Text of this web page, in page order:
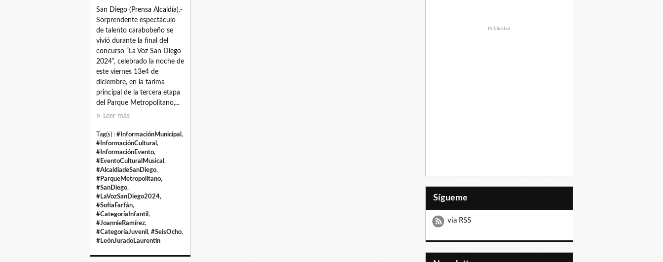
San Diego (Prensa Alcaldía).-
Sorprendente espectáculo
de talento carabobeño se
vivió durante la final del
concurso “La Voz San Diego
2024”, celebrado la noche de
este viernes 13e4 de
diciembre, en la tarima
principal de la tercera etapa
del Parque Metropolitano,...
Leer más
Tag(s) : #InformaciónMunicipal ,
#InformaciónCultural ,
#InformaciónEvento,
#EventoCulturalMusical ,
#AlcaldíadeSanDiego,
#ParqueMetropolitano,
#SanDiego,
#LaVozSanDiego2024,
#SofíaFarfán,
#CategoríaInfantil ,
#JoannieRamírez,
#CategoríaJuvenil , #SeisOcho,
#LeónJuradoLaurentín
Publicidad
Sígueme
via RSS